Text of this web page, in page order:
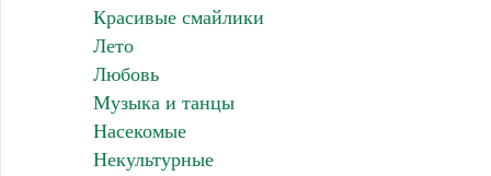
Красивые смайлики
Лето
Любовь
Музыка и танцы
Насекомые
Некультурные